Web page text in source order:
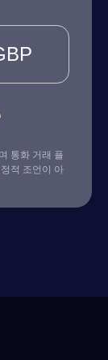
통화 거래 플
적 조언이 아